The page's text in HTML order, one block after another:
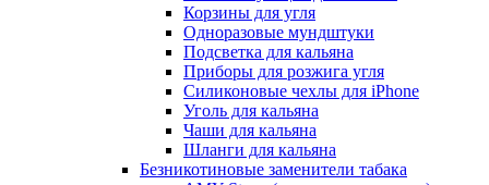
Корзины для угля
Одноразовые мундштуки
Подсветка для кальяна
Приборы для розжига угля
Силиконовые чехлы для iPhone
Уголь для кальяна
Чаши для кальяна
Шланги для кальяна
Безникотиновые заменители табака